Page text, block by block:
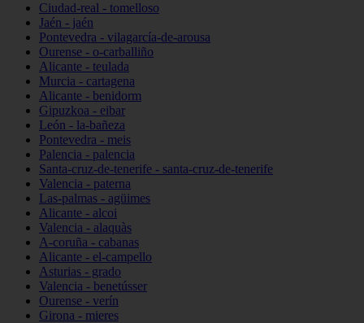
Ciudad-real - tomelloso
Jaén - jaén
Pontevedra - vilagarcía-de-arousa
Ourense - o-carballiño
Alicante - teulada
Murcia - cartagena
Alicante - benidorm
Gipuzkoa - eibar
León - la-bañeza
Pontevedra - meis
Palencia - palencia
Santa-cruz-de-tenerife - santa-cruz-de-tenerife
Valencia - paterna
Las-palmas - agüimes
Alicante - alcoi
Valencia - alaquàs
A-coruña - cabanas
Alicante - el-campello
Asturias - grado
Valencia - benetússer
Ourense - verín
Girona - mieres